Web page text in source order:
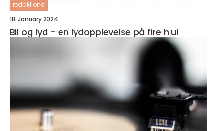
redaktionel
18. January 2024
Bil og lyd - en lydopplevelse på fire hjul